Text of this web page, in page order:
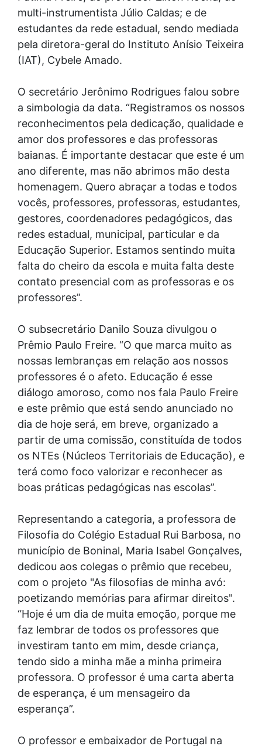
multi-instrumentista Júlio Caldas; e de
estudantes da rede estadual, sendo mediada
pela diretora-geral do Instituto Anísio Teixeira
(IAT), Cybele Amado.
O secretário Jerônimo Rodrigues falou sobre
a simbologia da data. “Registramos os nossos
reconhecimentos pela dedicação, qualidade e
amor dos professores e das professoras
baianas. É importante destacar que este é um
ano diferente, mas não abrimos mão desta
homenagem. Quero abraçar a todas e todos
vocês, professores, professoras, estudantes,
gestores, coordenadores pedagógicos, das
redes estadual, municipal, particular e da
Educação Superior. Estamos sentindo muita
falta do cheiro da escola e muita falta deste
contato presencial com as professoras e os
professores”.
O subsecretário Danilo Souza divulgou o
Prêmio Paulo Freire. “O que marca muito as
nossas lembranças em relação aos nossos
professores é o afeto. Educação é esse
diálogo amoroso, como nos fala Paulo Freire
e este prêmio que está sendo anunciado no
dia de hoje será, em breve, organizado a
partir de uma comissão, constituída de todos
os NTEs (Núcleos Territoriais de Educação), e
terá como foco valorizar e reconhecer as
boas práticas pedagógicas nas escolas”.
Representando a categoria, a professora de
Filosofia do Colégio Estadual Rui Barbosa, no
município de Boninal, Maria Isabel Gonçalves,
dedicou aos colegas o prêmio que recebeu,
com o projeto "As filosofias de minha avó:
poetizando memórias para afirmar direitos".
“Hoje é um dia de muita emoção, porque me
faz lembrar de todos os professores que
investiram tanto em mim, desde criança,
tendo sido a minha mãe a minha primeira
professora. O professor é uma carta aberta
de esperança, é um mensageiro da
esperança”.
O professor e embaixador de Portugal na